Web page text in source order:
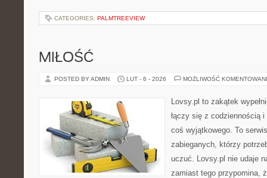
CATEGORIES: PALMTREEVIEW
MIŁOŚĆ
POSTED BY ADMIN LUT - 6 - 2026 MOŻLIWOŚĆ
Lovsy.pl to zakątek
łączy się z codziennością
coś wyjątkowego. To
zabieganych, którzy
uczuć. Lovsy.pl nie udaje
zamiast tego przypomina,